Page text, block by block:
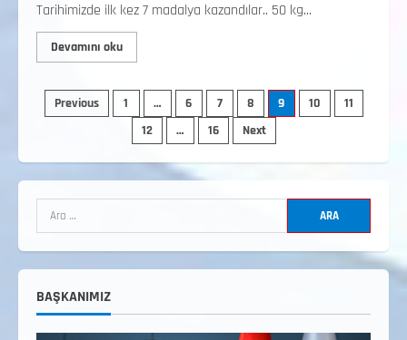
Tarihimizde ilk kez 7 madalya kazandılar.. 50 kg...
Devamını oku
Previous 1 … 6 7 8 9 10
11
12
… 16 Next
BAŞKANIMIZ
HAKKINDA
Temmuz 2, 2026
2. Kademe Güreş Antrenör Uygulama
Eğitimi Sivas’ta Açılıyor
3. Kademe Güreş Antrenör Uygulama
Haziran 24, 2026